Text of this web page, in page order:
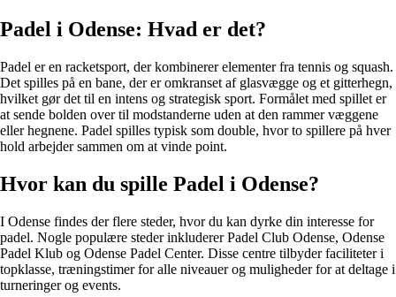
Padel i Odense: Hvad er det?
Padel er en racketsport, der kombinerer elementer fra tennis og squash.
Det spilles på en bane, der er omkranset af glasvægge og et gitterhegn,
hvilket gør det til en intens og strategisk sport. Formålet med spillet er
at sende bolden over til modstanderne uden at den rammer væggene
eller hegnene. Padel spilles typisk som double, hvor to spillere på hver
hold arbejder sammen om at vinde point.
Hvor kan du spille Padel i Odense?
I Odense findes der flere steder, hvor du kan dyrke din interesse for
padel. Nogle populære steder inkluderer Padel Club Odense, Odense
Padel Klub og Odense Padel Center. Disse centre tilbyder faciliteter i
topklasse, træningstimer for alle niveauer og muligheder for at deltage i
turneringer og events.